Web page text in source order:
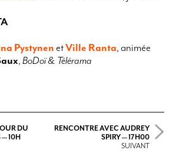
Pystynen etVille Ranta, animée
, BoDoï & Télérama
DU
— 10H
RENCONTRE AVEC AUDREY
SPIRY — 17H00
SUIVANT